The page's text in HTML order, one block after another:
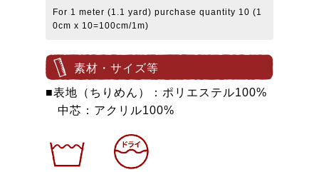
For 1 meter (1.1 yard) purchase quantity 10 (1
0cm x 10=100cm/1m)
素材・サイズ等
■表地（ちりめん）：ポリエステル100%
中芯：アクリル100%